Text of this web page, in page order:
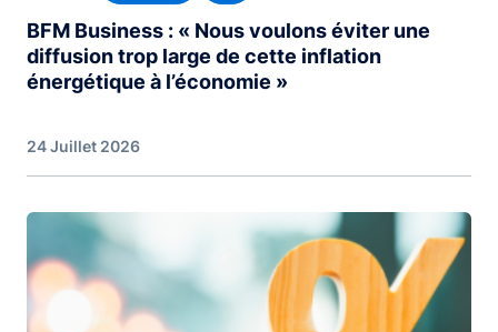
BFM Business : « Nous voulons éviter une
diffusion trop large de cette inflation
énergétique à l’économie »
24 Juillet 2026
Image